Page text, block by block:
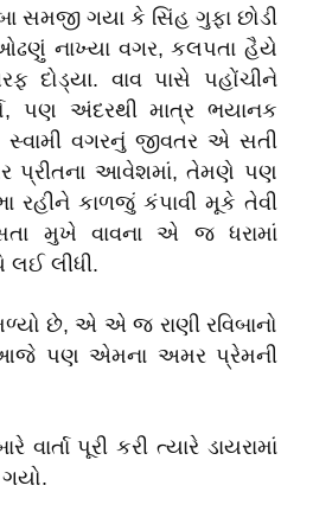
સમજી ગયા કે સિંહ ગુફા છોડી
નાખ્યા વગર, કલપતા હૈયે
દોડ્યા. વાવ પાસે પહોંચીને
પણ અંદરથી માત્ર ભયાનક
સ્વામી વગરનું જીવતર એ સતી
પ્રીતના આવેશમાં, તેમણે પણ
રહીને કાળજું કંપાવી મૂકે તેવી
મુખે વાવના એ જ ધરામાં
લઈ લીધી.
છે, એ એ જ રાણી રવિબાનો
પણ એમના અમર પ્રેમની
વાર્તા પૂરી કરી ત્યારે ડાયરામાં
ગયો.